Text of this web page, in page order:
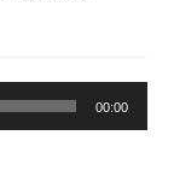
00:00